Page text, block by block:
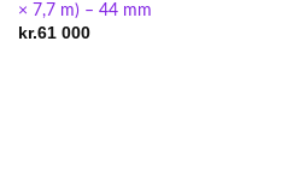
× 7,7 m) – 44 mm
kr.61 000